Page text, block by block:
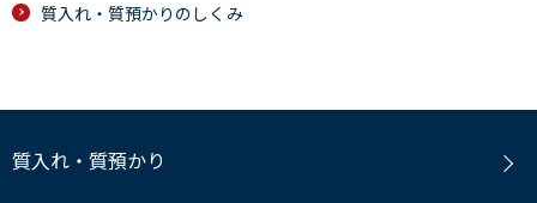
質入れ・質預かりのしくみ
質入れ・質預かり